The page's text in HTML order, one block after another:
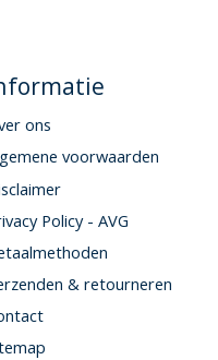
ons
voorwaarden
Policy - AVG
& retourneren